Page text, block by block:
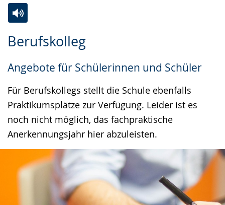
Berufskolleg
Angebote für Schülerinnen und Schüler
Für Berufskollegs stellt die Schule ebenfalls
Praktikumsplätze zur Verfügung. Leider ist es
noch nicht möglich, das fachpraktische
Anerkennungsjahr hier abzuleisten.
Leichten
wechseln.
Audio-
Video
Deutscher
Gebärdensprache
wird
angezeigt.